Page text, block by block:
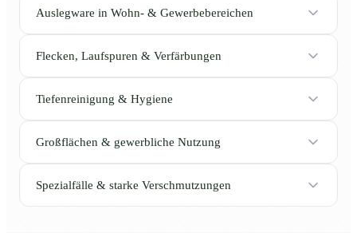
Auslegware in Wohn- & Gewerbebereichen
Flecken, Laufspuren & Verfärbungen
Tiefenreinigung & Hygiene
Großflächen & gewerbliche Nutzung
Spezialfälle & starke Verschmutzungen